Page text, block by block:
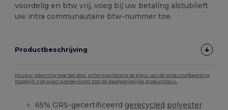
voordelig en btw vrij, voeg bij uw betaling alstublieft
uw intra communautaire btw-nummer toe.
Productbeschrijving
Houd er rekening mee dat door schermkalibratie de kleur van de productafbeelding
mogelijk niet exact overeenkomt met de daadwerkelijke productkleur.
65% GRS-gecertificeerd gerecycled polyester